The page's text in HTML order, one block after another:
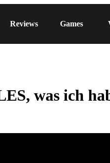
Reviews Games
was ich